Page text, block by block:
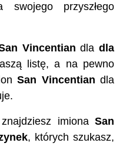
swojego przyszłego
Vincentian dladla
listę, a na pewno
San Vincentian dla
imiona San
, których szukasz,